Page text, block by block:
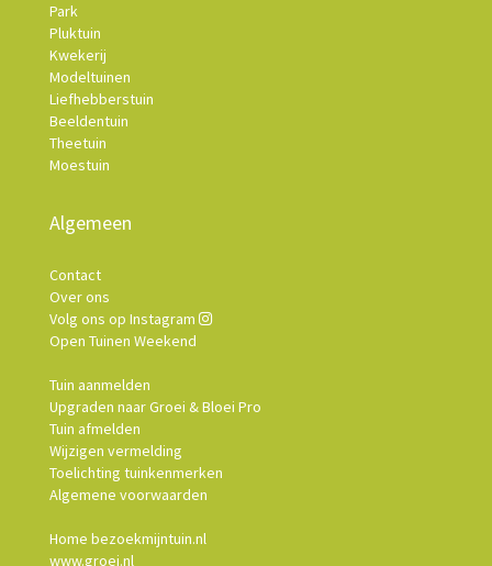
Park
Pluktuin
Kwekerij
Modeltuinen
Liefhebberstuin
Beeldentuin
Theetuin
Moestuin
Algemeen
Contact
Over ons
Volg ons op Instagram
Open Tuinen Weekend
Tuin aanmelden
Upgraden naar Groei & Bloei Pro
Tuin afmelden
Wijzigen vermelding
Toelichting tuinkenmerken
Algemene voorwaarden
Home bezoekmijntuin.nl
www.groei.nl